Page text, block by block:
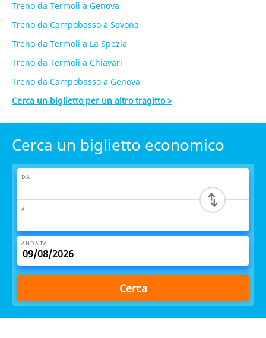
Treno da Termoli a Genova
Treno da Campobasso a Savona
Treno da Termoli a La Spezia
Treno da Termoli a Chiavari
Treno da Campobasso a Genova
Cerca un biglietto per un altro tragitto >
Cerca un biglietto economico
DA
A
ANDATA
Cerca